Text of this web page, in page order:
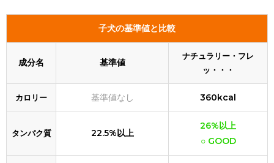
子犬の基準値と比較
成分名 基準値
ナチュラリー・フレ
ッ・・・
カロリー 基準値なし 360kcal
タンパク質 22.5%以上
26%以上
○ GOOD